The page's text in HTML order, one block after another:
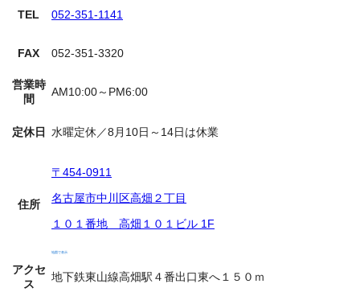
TEL 052-351-1141
FAX 052-351-3320
営業時
間
AM10:00～PM6:00
定休日 水曜定休／8月10日～14日は休業
住所
〒454-0911
名古屋市中川区高畑２丁目
１０１番地 高畑１０１ビル 1F
地図で表示
アクセ
ス
地下鉄東山線高畑駅４番出口東へ１５０ｍ